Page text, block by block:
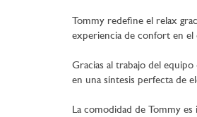
Tommy redefine el relax
experiencia de confort en
Gracias al trabajo del
en una síntesis perfecta de
La comodidad de Tommy